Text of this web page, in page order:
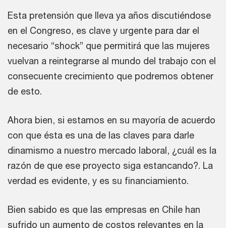
Esta pretensión que lleva ya años discutiéndose
en el Congreso, es clave y urgente para dar el
necesario “shock” que permitirá que las mujeres
vuelvan a reintegrarse al mundo del trabajo con el
consecuente crecimiento que podremos obtener
de esto.
Ahora bien, si estamos en su mayoría de acuerdo
con que ésta es una de las claves para darle
dinamismo a nuestro mercado laboral, ¿cuál es la
razón de que ese proyecto siga estancando?. La
verdad es evidente, y es su financiamiento.
Bien sabido es que las empresas en Chile han
sufrido un aumento de costos relevantes en la